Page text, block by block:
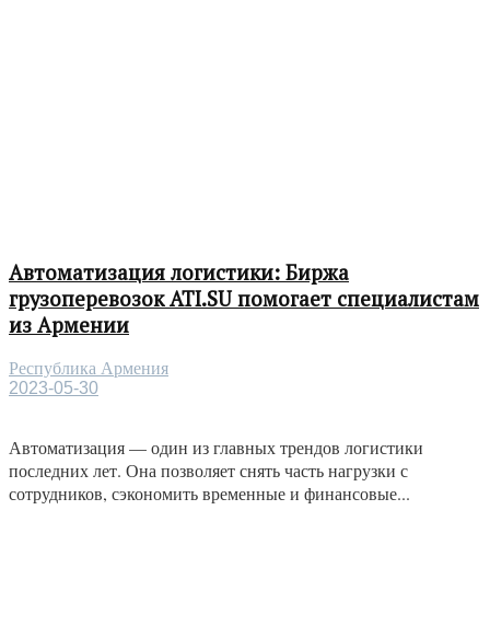
Автоматизация логистики: Биржа
грузоперевозок ATI.SU помогает специалистам
из Армении
Республика Армения
2023-05-30
Автоматизация — один из главных трендов логистики
последних лет. Она позволяет снять часть нагрузки с
сотрудников, сэкономить временные и финансовые...